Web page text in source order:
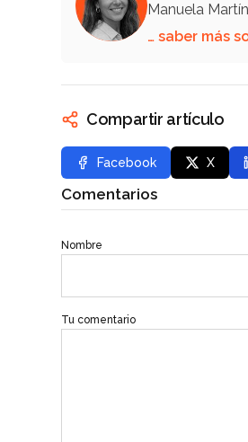
Manuela
… saber más
Compartir artículo
Facebook X
Comentarios
Nombre
Tu comentario